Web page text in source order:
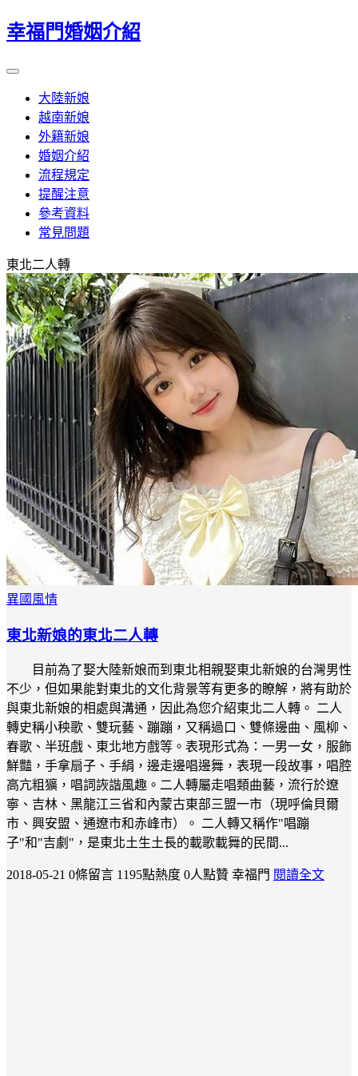
幸福門婚姻介紹
大陸新娘
越南新娘
外籍新娘
婚姻介紹
流程規定
提醒注意
參考資料
常見問題
東北二人轉
異國風情
東北新娘的東北二人轉
目前為了娶大陸新娘而到東北相親娶東北新娘的台灣男性
不少，但如果能對東北的文化背景等有更多的瞭解，將有助於
與東北新娘的相處與溝通，因此為您介紹東北二人轉。 二人
轉史稱小秧歌、雙玩藝、蹦蹦，又稱過口、雙條邊曲、風柳、
春歌、半班戲、東北地方戲等。表現形式為：一男一女，服飾
鮮豔，手拿扇子、手絹，邊走邊唱邊舞，表現一段故事，唱腔
高亢粗獷，唱詞詼諧風趣。二人轉屬走唱類曲藝，流行於遼
寧、吉林、黑龍江三省和內蒙古東部三盟一市（現呼倫貝爾
市、興安盟、通遼市和赤峰市）。 二人轉又稱作"唱蹦
子"和"吉劇"，是東北土生土長的載歌載舞的民間...
2018-05-21 0條留言 1195點熱度 0人點贊 幸福門 閱讀全文